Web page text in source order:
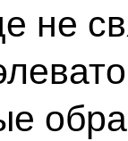
не